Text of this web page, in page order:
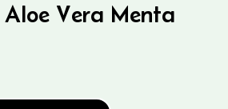
Vera Menta